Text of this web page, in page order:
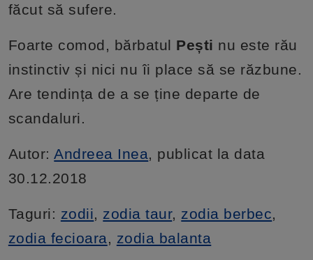
făcut să sufere.
Foarte comod, bărbatul Pești nu este rău
instinctiv și nici nu îi place să se răzbune.
Are tendința de a se ține departe de
scandaluri.
Autor:Andreea Inea, publicat la data
30.12.2018
Taguri: zodii, zodia taur, zodia berbec,
zodia fecioara, zodia balanta